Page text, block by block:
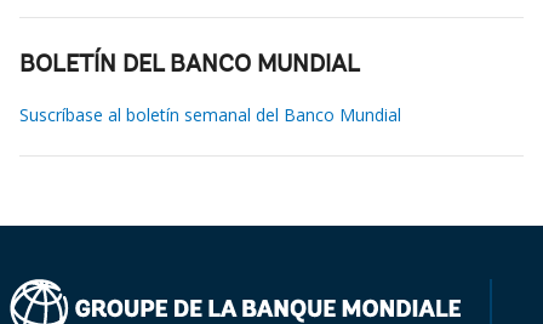
BOLETÍN DEL BANCO MUNDIAL
Suscríbase al boletín semanal del Banco Mundial